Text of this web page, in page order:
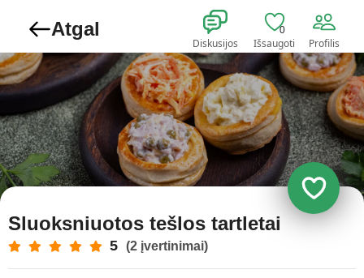
Atgal
Diskusijos
0
Išsaugoti Profilis
Sluoksniuotos tešlos tartletai
5 (2 įvertinimai)